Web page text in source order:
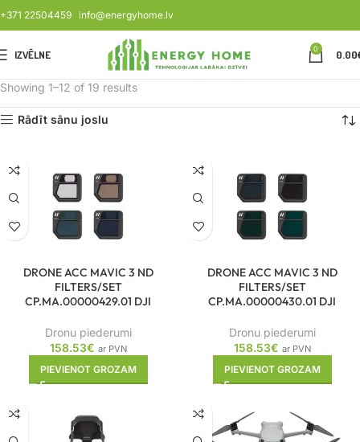
+371 22504459 info@energyhome.lv
IZVĒLNE 0 0.00
Showing 1–12 of 19 results
Rādīt sānu joslu
DRONE ACC MAVIC 3 ND
FILTERS/SET
CP.MA.00000429.01 DJI
Dronu piederumi
158.53€ ar PVN
PIEVIENOT GROZAM
DRONE ACC MAVIC 3 ND
FILTERS/SET
CP.MA.00000430.01 DJI
Dronu piederumi
158.53€ ar PVN
PIEVIENOT GROZAM